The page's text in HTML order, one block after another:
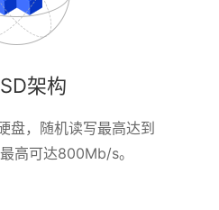
架构
盘，随机读写最高达到
高可达800Mb/s。